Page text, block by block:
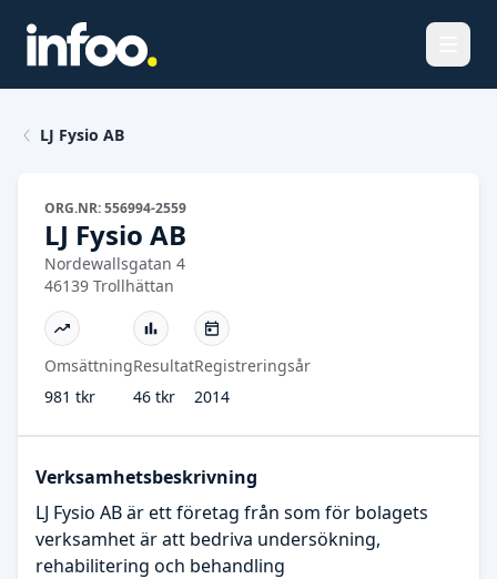
LJ Fysio AB
ORG.NR: 556994-2559
LJ Fysio AB
Nordewallsgatan 4
46139 Trollhättan
Omsättning
981 tkr
Resultat
46 tkr
Registreringsår
2014
Verksamhetsbeskrivning
LJ Fysio AB är ett företag från som för bolagets
verksamhet är att bedriva undersökning,
rehabilitering och behandling